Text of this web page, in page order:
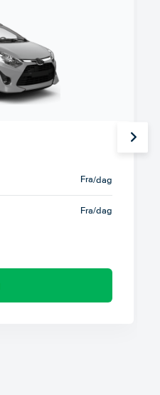
Fra/dag
Fra/dag